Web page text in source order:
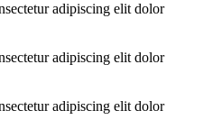
adipiscing elit dolor
adipiscing elit dolor
adipiscing elit dolor